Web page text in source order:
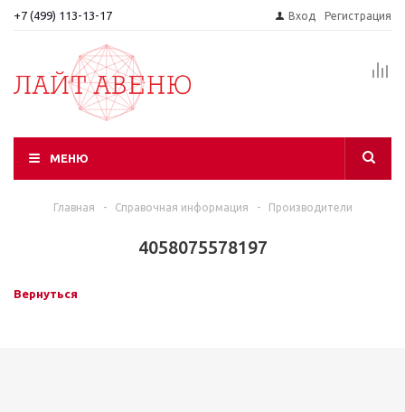
+7 (499) 113-13-17 Вход Регистрация
МЕНЮ
Главная - Справочная информация - Производители
4058075578197
Вернуться